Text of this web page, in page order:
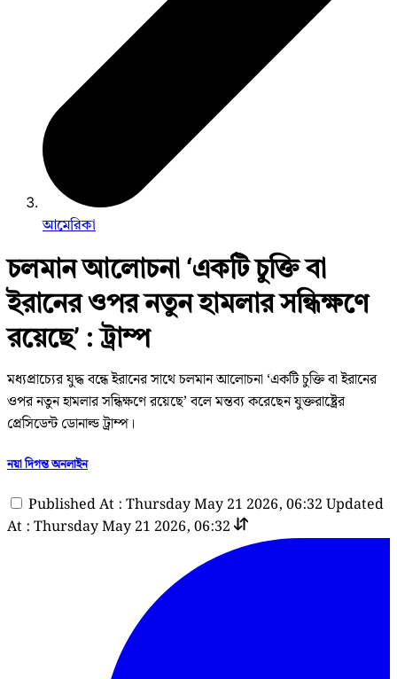
আমেরিকা
চলমান আলোচনা ‘একটি চুক্তি বা
ইরানের ওপর নতুন হামলার সন্ধিক্ষণে
রয়েছে’ : ট্রাম্প
মধ্যপ্রাচ্যের যুদ্ধ বন্ধে ইরানের সাথে চলমান আলোচনা ‘একটি চুক্তি বা ইরানের
ওপর নতুন হামলার সন্ধিক্ষণে রয়েছে’ বলে মন্তব্য করেছেন যুক্তরাষ্ট্রের
প্রেসিডেন্ট ডোনাল্ড ট্রাম্প।
নয়া দিগন্ত অনলাইন
Published At : Thursday May 21 2026, 06:32 Updated
At : Thursday May 21 2026, 06:32